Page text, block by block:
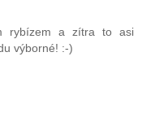
rybízem a zítra to asi
výborné! :-)